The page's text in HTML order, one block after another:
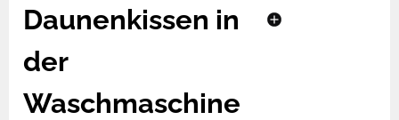
Daunenkissen in
der
Waschmaschine